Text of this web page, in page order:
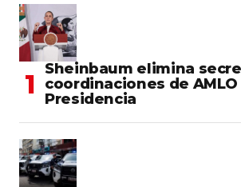
Sheinbaum elimina
coordinaciones de AMLO
Presidencia